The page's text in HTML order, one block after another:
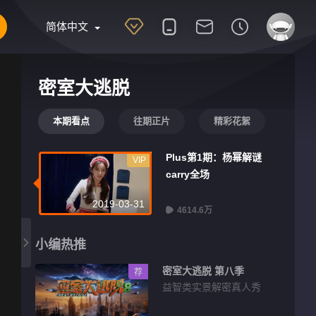
简体中文
密室大逃脱
本期看点 往期正片 精彩花絮
2019-03-31
VIP
Plus第1期：杨幂解谜
carry全场
4614.6万
小编热推
荐
密室大逃脱 第八季
益智类实景解密真人秀